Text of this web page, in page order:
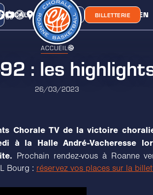
CALENDRIERCLASSEMENTCHORA' LIEN
BOUTIQUE BILLETTERIE
ACCUEIL
: les
26/03/2023
Chorale TV de la victoire
à la Halle André-Vacheresse
Prochain rendez-vous à Roanne
Bourg : réservez vos places sur la